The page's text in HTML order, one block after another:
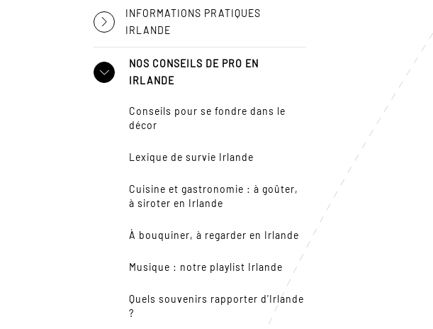
INFORMATIONS PRATIQUES
IRLANDE
NOS CONSEILS DE PRO EN
IRLANDE
Conseils pour se fondre dans le
décor
Lexique de survie Irlande
Cuisine et gastronomie : à goûter,
à siroter en Irlande
À bouquiner, à regarder en Irlande
Musique : notre playlist Irlande
Quels souvenirs rapporter d'Irlande
?